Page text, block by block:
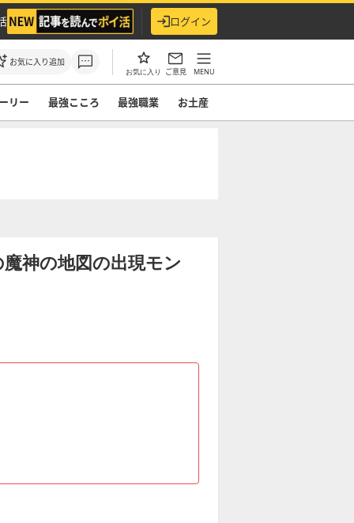
ログイン
お気に入り追加
お気に入り ご意見 MENU
リー 最強こころ 最強職業 お土産
神の地図の出現モン